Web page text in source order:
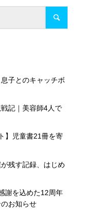
子とのキャッチボ
記｜美容師4人で
】児童書21冊を寄
残す記録、はじめ
謝を込めた12周年
お知らせ